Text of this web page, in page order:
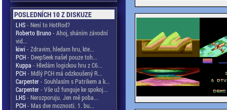
POSLEDNÍCH 10 Z DISKUZE
LHS- Není to HotRod?
Roberto Bruno- Ahoj, sháním závodní
vid...
kiwi - Zdravim, hledam hru, kte...
PCH- DeepSeek našel pouze toh...
Kuppa - Hledám logickou hru z C6...
PCH- Mdlý PCH má odzkoušený R...
Carpenter- Souhlasím s Patrikem a k...
Carpenter- Vše už funguje ke spokoj...
LHS- Nerozporuju. Jen mě poba...
PCH- Mas dve moznosti. 1. bu...